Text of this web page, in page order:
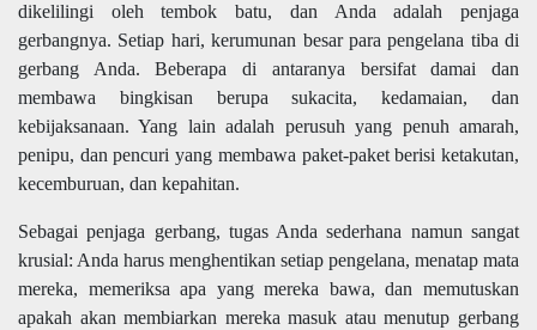
dikelilingi oleh tembok batu, dan Anda adalah penjaga
gerbangnya. Setiap hari, kerumunan besar para pengelana tiba di
gerbang Anda. Beberapa di antaranya bersifat damai dan
membawa bingkisan berupa sukacita, kedamaian, dan
kebijaksanaan. Yang lain adalah perusuh yang penuh amarah,
penipu, dan pencuri yang membawa paket-paket berisi ketakutan,
kecemburuan, dan kepahitan.
Sebagai penjaga gerbang, tugas Anda sederhana namun sangat
krusial: Anda harus menghentikan setiap pengelana, menatap mata
mereka, memeriksa apa yang mereka bawa, dan memutuskan
apakah akan membiarkan mereka masuk atau menutup gerbang